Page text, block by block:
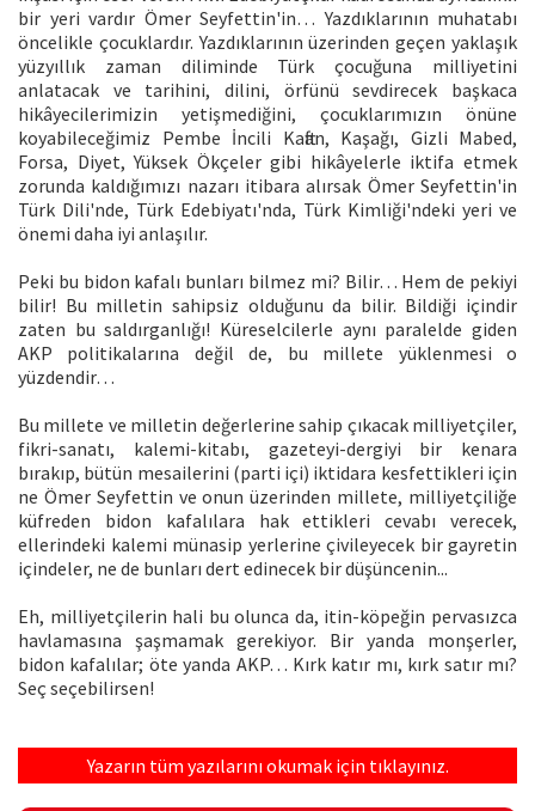
bir yeri vardır Ömer Seyfettin'in… Yazdıklarının muhatabı
öncelikle çocuklardır. Yazdıklarının üzerinden geçen yaklaşık
yüzyıllık zaman diliminde Türk çocuğuna milliyetini
anlatacak ve tarihini, dilini, örfünü sevdirecek başkaca
hikâyecilerimizin yetişmediğini, çocuklarımızın önüne
koyabileceğimiz Pembe İncili Kaftan, Kaşağı, Gizli Mabed,
Forsa, Diyet, Yüksek Ökçeler gibi hikâyelerle iktifa etmek
zorunda kaldığımızı nazarı itibara alırsak Ömer Seyfettin'in
Türk Dili'nde, Türk Edebiyatı'nda, Türk Kimliği'ndeki yeri ve
önemi daha iyi anlaşılır.
Peki bu bidon kafalı bunları bilmez mi? Bilir… Hem de pekiyi
bilir! Bu milletin sahipsiz olduğunu da bilir. Bildiği içindir
zaten bu saldırganlığı! Küreselcilerle aynı paralelde giden
AKP politikalarına değil de, bu millete yüklenmesi o
yüzdendir…
Bu millete ve milletin değerlerine sahip çıkacak milliyetçiler,
fikri-sanatı, kalemi-kitabı, gazeteyi-dergiyi bir kenara
bırakıp, bütün mesailerini (parti içi) iktidara kesfettikleri için
ne Ömer Seyfettin ve onun üzerinden millete, milliyetçiliğe
küfreden bidon kafalılara hak ettikleri cevabı verecek,
ellerindeki kalemi münasip yerlerine çivileyecek bir gayretin
içindeler, ne de bunları dert edinecek bir düşüncenin...
Eh, milliyetçilerin hali bu olunca da, itin-köpeğin pervasızca
havlamasına şaşmamak gerekiyor. Bir yanda monşerler,
bidon kafalılar; öte yanda AKP… Kırk katır mı, kırk satır mı?
Seç seçebilirsen!
Yazarın tüm yazılarını okumak için tıklayınız.